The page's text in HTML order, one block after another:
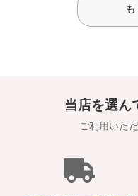
当店を選ん
ご利用いた